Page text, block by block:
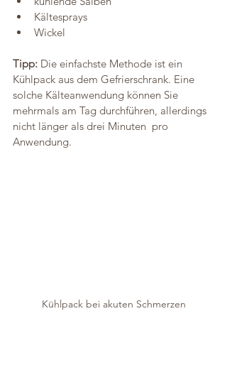
Kältesprays
Wickel
Tipp: Die einfachste Methode ist ein
Kühlpack aus dem Gefrierschrank. Eine
solche Kälteanwendung können Sie
mehrmals am Tag durchführen, allerdings
nicht länger als drei Minuten  pro
Anwendung.
Kühlpack bei akuten Schmerzen